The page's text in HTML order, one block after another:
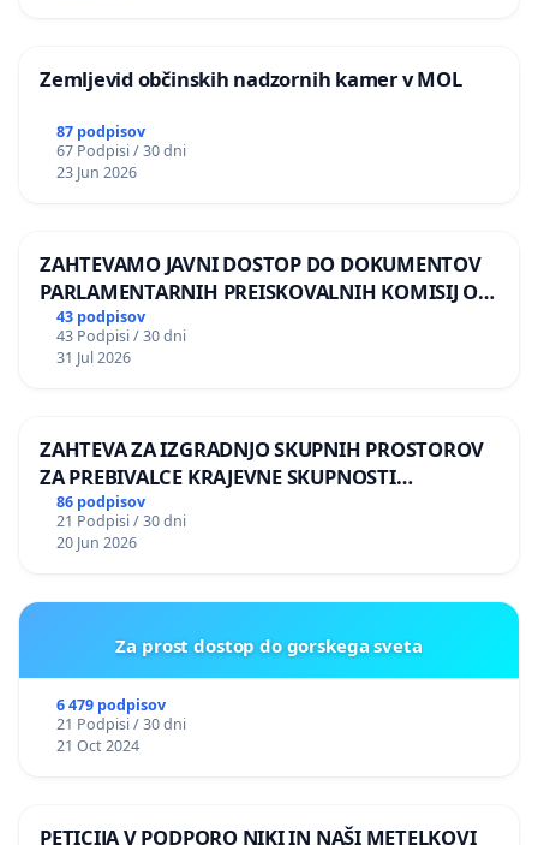
Zemljevid občinskih nadzornih kamer v MOL
87 podpisov
67 Podpisi / 30 dni
23 Jun 2026
ZAHTEVAMO JAVNI DOSTOP DO DOKUMENTOV
PARLAMENTARNIH PREISKOVALNIH KOMISIJ O
ILEGALNI TRGOVINI Z OROŽJEM
43 podpisov
43 Podpisi / 30 dni
31 Jul 2026
ZAHTEVA ZA IZGRADNJO SKUPNIH PROSTOROV
ZA PREBIVALCE KRAJEVNE SKUPNOSTI
PRESTRANEK
86 podpisov
21 Podpisi / 30 dni
20 Jun 2026
Za prost dostop do gorskega sveta
6 479 podpisov
21 Podpisi / 30 dni
21 Oct 2024
PETICIJA V PODPORO NIKI IN NAŠI METELKOVI